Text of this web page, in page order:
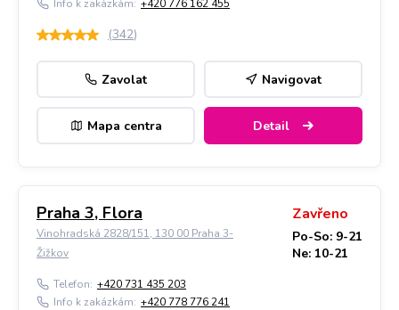
Info k zakázkám: +420 776 162 455
(342)
Zavolat Navigovat
Mapa centra Detail
Praha 3, Flora
Vinohradská 2828/151, 130 00 Praha 3-
Žižkov
Zavřeno
Po-So: 9-21
Ne: 10-21
Telefon: +420 731 435 203
Info k zakázkám: +420 778 776 241